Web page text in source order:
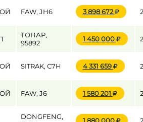
FAW, JH6 3 898 672
ТОНАР,
95892
1 450 000
SITRAK, C7H 4 331 659
FAW, J6 1 580 201
DONGFENG,